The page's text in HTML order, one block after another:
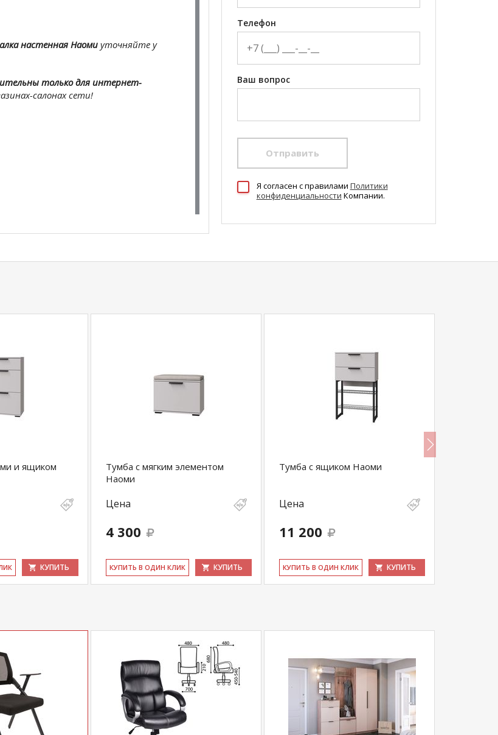
настенная Наомиуточняйте у
только для интернет-
салонах сети!
Телефон
Ваш вопрос
Отправить
Я согласен c правилами Политики
конфиденциальности Компании.
и ящиком
КУПИТЬ
Тумба с мягким элементом
Наоми
Цена
4 300
КУ­ПИТЬ В ОДИН КЛИК КУПИТЬ
Тумба с ящиком Наоми
Цена
11 200
КУ­ПИТЬ В ОДИН КЛИК КУПИТЬ